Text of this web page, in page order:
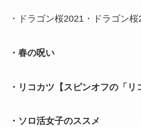
・ドラゴン桜2021・ドラゴン桜
・春の呪い
・リコカツ【スピンオフの「リ
・ソロ活女子のススメ